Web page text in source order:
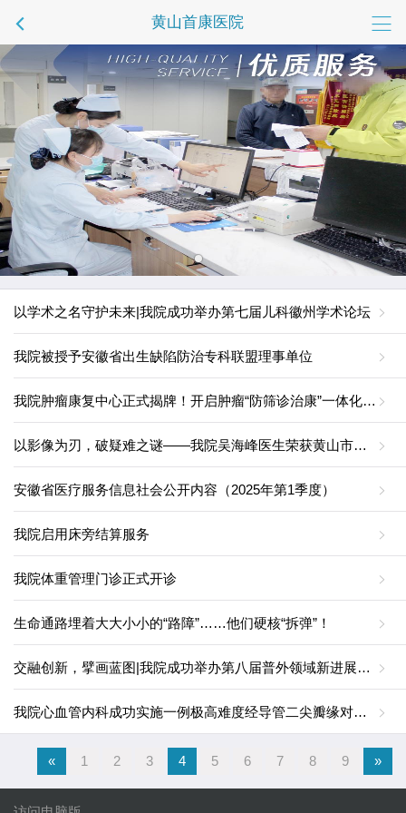
黄山首康医院
以学术之名守护未来|我院成功举办第七届儿科徽州学术论坛
我院被授予安徽省出生缺陷防治专科联盟理事单位
我院肿瘤康复中心正式揭牌！开启肿瘤“防筛诊治康”一体化服务新篇章
以影像为刃，破疑难之谜——我院吴海峰医生荣获黄山市青年医师病例演讲比赛二等奖
安徽省医疗服务信息社会公开内容（2025年第1季度）
我院启用床旁结算服务
我院体重管理门诊正式开诊
生命通路埋着大大小小的“路障”……他们硬核“拆弹”！
交融创新，擘画蓝图|我院成功举办第八届普外领域新进展黄山论坛
我院心血管内科成功实施一例极高难度经导管二尖瓣缘对缘修复手术
« 1 2 3 4 5 6 7 8 9 »